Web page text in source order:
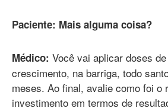
Paciente: Mais alguma coisa?
Médico: Você vai aplicar doses
crescimento, na barriga, todo
meses. Ao final, avalie como foi o
investimento em termos de